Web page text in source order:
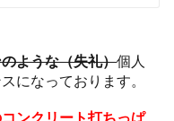
ような（失礼）個人
になっております。
ンクリート打ちっぱ